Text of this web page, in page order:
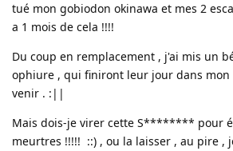
tué mon gobiodon okinawa et mes 2
a 1 mois de cela !!!!
Du coup en remplacement , j'ai mis un
ophiure , qui finiront leur jour dans mon
venir . :||
Mais dois-je virer cette S******** pour
meurtres !!!!! ::) , ou la laisser , au pire ,